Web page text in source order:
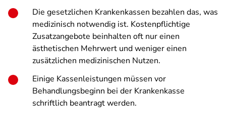
Die gesetzlichen Krankenkassen bezahlen das, was
medizinisch notwendig ist. Kostenpflichtige
Zusatzangebote beinhalten oft nur einen
ästhetischen Mehrwert und weniger einen
zusätzlichen medizinischen Nutzen.
Einige Kassenleistungen müssen vor
Behandlungsbeginn bei der Krankenkasse
schriftlich beantragt werden.